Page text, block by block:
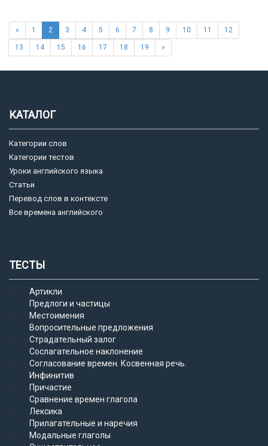
« 1 2 3 4 5 6 7 8 9 10 11 12
13 14 15 16 17 18 19 »
КАТАЛОГ
Категории слов
Категории тестов
Уроки английского языка
Статьи
Перевод слов в контексте
Все времена английского
ТЕСТЫ
Артикли
Предлоги и частицы
Местоимения
Вопросительные предложения
Страдательный залог
Сослагательное наклонение
Согласование времен. Косвенная речь.
Инфинитив
Причастие
Сравнение времен глагола
Лексика
Прилагательные и наречия
Модальные глаголы